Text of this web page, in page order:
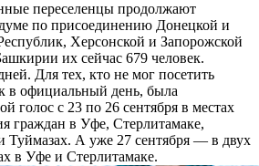
переселенцы продолжают
по присоединению Донецкой и
Херсонской и Запорожской
их сейчас 679 человек.
Для тех, кто не мог посетить
в официальный день, была
голос с 23 по 26 сентября в местах
граждан в Уфе, Стерлитамаке,
Туймазах. А уже 27 сентября — в двух
в Уфе и Стерлитамаке.